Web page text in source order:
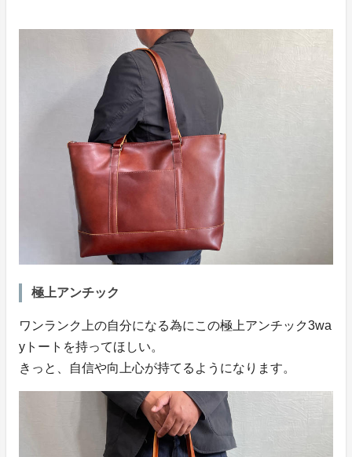
極上アンチック
ワンランク上の自分になる為にこの極上アンチック3wa
yトートを持ってほしい。
きっと、自信や向上心が持てるようになります。